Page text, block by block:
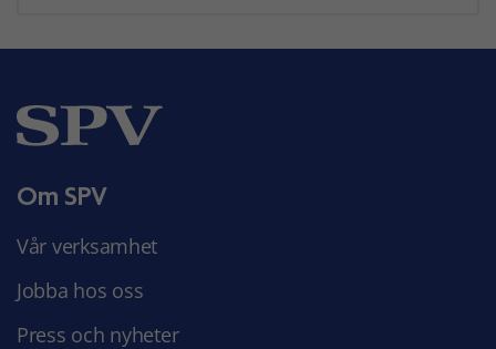
Om SPV
Vår verksamhet
Jobba hos oss
Press och nyheter